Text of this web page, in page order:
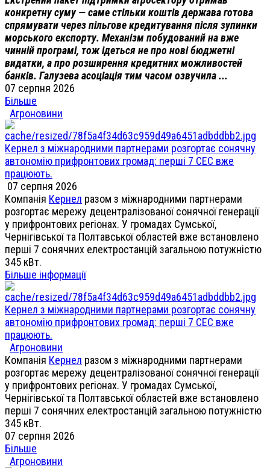
конкретну суму — саме стільки коштів держава готова
спрямувати через пільгове кредитування після зупинки
морського експорту. Механізм побудований на вже
чинній програмі, тож ідеться не про нові бюджетні
видатки, а про розширення кредитних можливостей
банків. Галузева асоціація тим часом озвучила ...
07 серпня 2026
Більше
Агроновини
Кернел з міжнародними партнерами розгортає сонячну
автономію прифронтових громад: перші 7 СЕС вже
працюють.
07 серпня 2026
Компанія Кернел разом з міжнародними партнерами
розгортає мережу децентралізованої сонячної генерації
у прифронтових регіонах. У громадах Сумської,
Чернігівської та Полтавської областей вже встановлено
перші 7 сонячних електростанцій загальною потужністю
345 кВт.
Більше інформації
Кернел з міжнародними партнерами розгортає сонячну
автономію прифронтових громад: перші 7 СЕС вже
працюють.
Агроновини
Компанія Кернел разом з міжнародними партнерами
розгортає мережу децентралізованої сонячної генерації
у прифронтових регіонах. У громадах Сумської,
Чернігівської та Полтавської областей вже встановлено
перші 7 сонячних електростанцій загальною потужністю
345 кВт.
07 серпня 2026
Більше
Агроновини